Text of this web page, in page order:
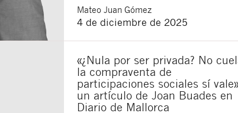
Mateo Juan Gómez
4 de diciembre de 2025
«¿Nula por ser privada? No
la compraventa de
participaciones sociales sí
un artículo de Joan Buades en
Diario de Mallorca